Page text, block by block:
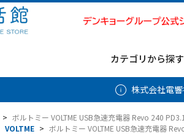
カテゴリから探す
株式会社電
> ボルトミー VOLTME USB急速充電器 Revo 240
VOLTME > ボルトミー VOLTME USB急速充電器